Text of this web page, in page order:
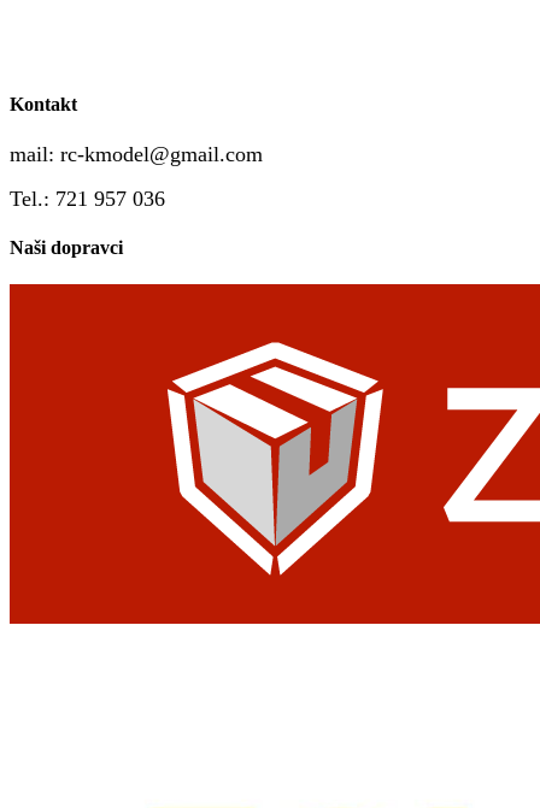
Kontakt
mail: rc-kmodel@gmail.com
Tel.: 721 957 036
Naši dopravci